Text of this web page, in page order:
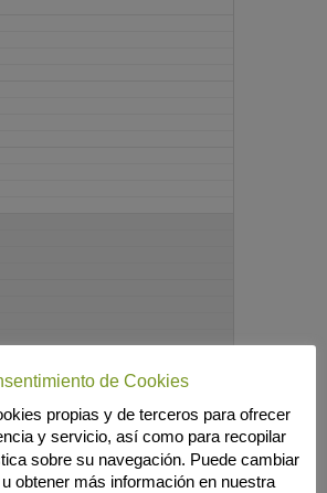
de Cookies
propias y de terceros para ofrecer
y servicio, así como para recopilar
sobre su navegación. Puede cambiar
obtener más información en nuestra